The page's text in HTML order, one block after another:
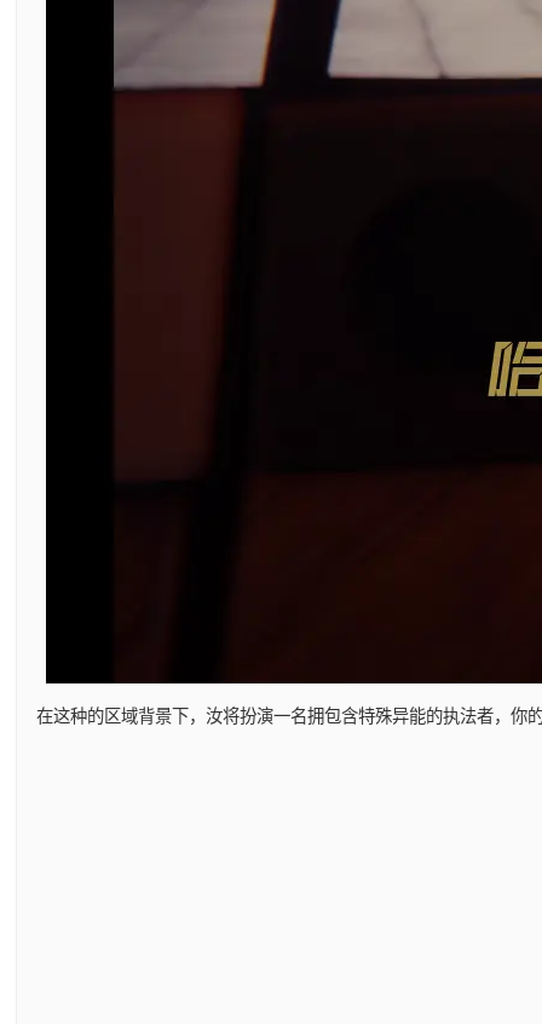
在这种的区域背景下，汝将扮演一名拥包含特殊异能的执法者，